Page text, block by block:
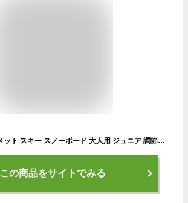
kufun スノー ヘルメット スキー スノーボード 大人用 ジュニア 調節可能 レディース スキーヘルメット スノーボードヘルメット 男女兼用 子供用 (クラック ブラック, L(59-61CM))
この商品をサイトでみる